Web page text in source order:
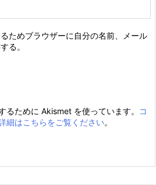
ためブラウザーに自分の名前、メール
る。
るために Akismet を使っています。
コ
細はこちらをご覧ください。